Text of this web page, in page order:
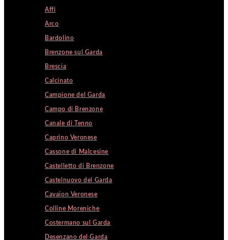
Affi
Arco
Bardolino
Brenzone sul Garda
Brescia
Calcinato
Campione del Garda
Campo di Brenzone
Canale di Tenno
Caprino Veronese
Cassone di Malcesine
Castelletto di Brenzone
Castelnuovo del Garda
Cavaion Veronese
Colline Moreniche
Costermano sul Garda
Desenzano del Garda